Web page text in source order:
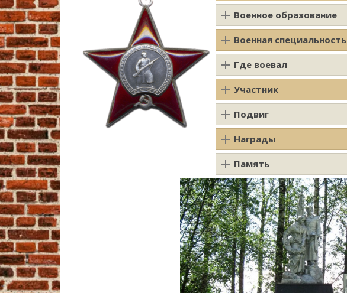
Военное образование
Военная специальность
Где воевал
Участник
Подвиг
Награды
Память